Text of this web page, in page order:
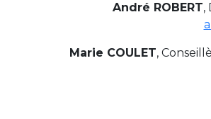
André ROBERT,
Marie COULET,